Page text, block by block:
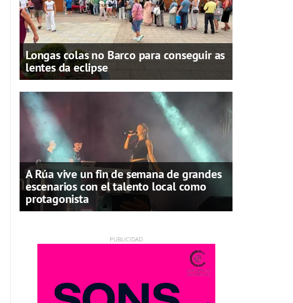
Longas colas no Barco para conseguir as
lentes da eclipse
A Rúa vive un fin de semana de grandes
escenarios con el talento local como
protagonista